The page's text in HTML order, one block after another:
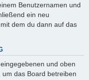
Benutzernamen und
ein neu
dem du dann auf das
und oben
das Board betreiben